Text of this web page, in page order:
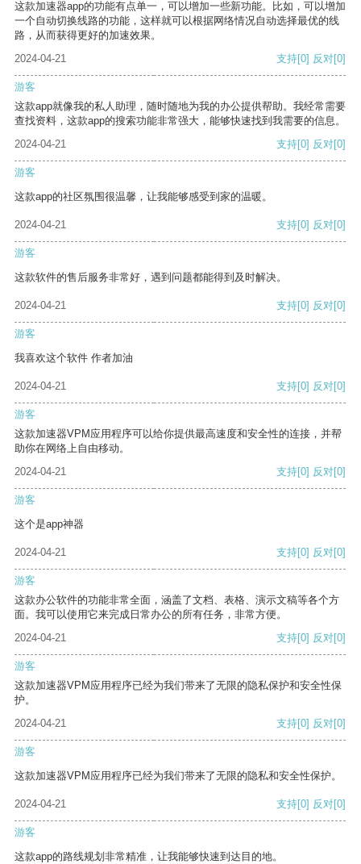
这款加速器app的功能有点单一，可以增加一些新功能。比如，可以增加
一个自动切换线路的功能，这样就可以根据网络情况自动选择最优的线
路，从而获得更好的加速效果。
2024-04-21
支持[0] 反对[0]
游客
这款app就像我的私人助理，随时随地为我的办公提供帮助。我经常需要
查找资料，这款app的搜索功能非常强大，能够快速找到我需要的信息。
2024-04-21
支持[0] 反对[0]
游客
这款app的社区氛围很温馨，让我能够感受到家的温暖。
2024-04-21 支持[0] 反对[0]
游客
这款软件的售后服务非常好，遇到问题都能得到及时解决。
2024-04-21 支持[0] 反对[0]
游客
我喜欢这个软件 作者加油
2024-04-21 支持[0] 反对[0]
游客
这款加速器VPM应用程序可以给你提供最高速度和安全性的连接，并帮
助你在网络上自由移动。
2024-04-21
支持[0] 反对[0]
游客
这个是app神器
2024-04-21 支持[0] 反对[0]
游客
这款办公软件的功能非常全面，涵盖了文档、表格、演示文稿等各个方
面。我可以使用它来完成日常办公的所有任务，非常方便。
2024-04-21
支持[0] 反对[0]
游客
这款加速器VPM应用程序已经为我们带来了无限的隐私保护和安全性保
护。
2024-04-21
支持[0] 反对[0]
游客
这款加速器VPM应用程序已经为我们带来了无限的隐私和安全性保护。
2024-04-21 支持[0] 反对[0]
游客
这款app的路线规划非常精准，让我能够快速到达目的地。